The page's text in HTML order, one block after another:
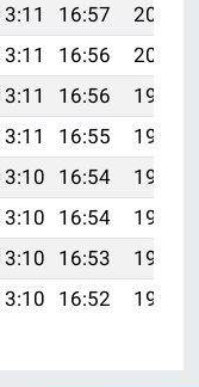
16:57
20:01
16:56
20:00
16:56
19:58
16:55
19:57
16:54
19:56
16:54
19:54
16:53
19:53
16:52 19:51